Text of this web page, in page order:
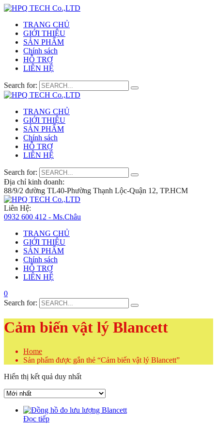
TRANG CHỦ
GIỚI THIỆU
SẢN PHẨM
Chính sách
HỖ TRỢ
LIÊN HỆ
Search for:
TRANG CHỦ
GIỚI THIỆU
SẢN PHẨM
Chính sách
HỖ TRỢ
LIÊN HỆ
Search for:
Địa chỉ kinh doanh:
88/9/2 đường TL40-Phường Thạnh Lộc-Quận 12, TP.HCM
Liên Hệ:
0932 600 412 - Ms.Châu
TRANG CHỦ
GIỚI THIỆU
SẢN PHẨM
Chính sách
HỖ TRỢ
LIÊN HỆ
0
Search for:
Cảm biến vật lý Blancett
Home
Sản phẩm được gắn thẻ “Cảm biến vật lý Blancett”
Hiển thị kết quả duy nhất
Đọc tiếp